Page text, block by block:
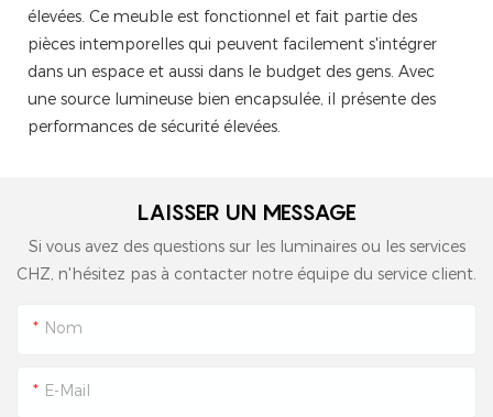
élevées. Ce meuble est fonctionnel et fait partie des
pièces intemporelles qui peuvent facilement s'intégrer
dans un espace et aussi dans le budget des gens. Avec
une source lumineuse bien encapsulée, il présente des
performances de sécurité élevées.
LAISSER UN MESSAGE
Si vous avez des questions sur les luminaires ou les services
CHZ, n'hésitez pas à contacter notre équipe du service client.
Nom
E-Mail